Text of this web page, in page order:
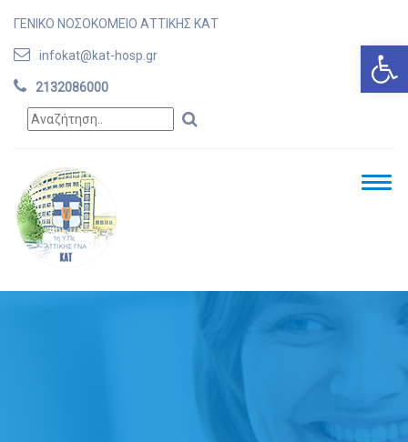
ΓΕΝΙΚΟ ΝΟΣΟΚΟΜΕΙΟ ΑΤΤΙΚΗΣ ΚΑΤ
infokat@kat-hosp.gr
2132086000